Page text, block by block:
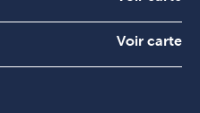
Voir carte